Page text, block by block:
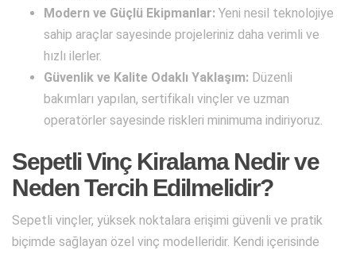
Modern ve Güçlü Ekipmanlar: Yeni nesil teknolojiye
sahip araçlar sayesinde projeleriniz daha verimli ve
hızlı ilerler.
Güvenlik ve Kalite Odaklı Yaklaşım: Düzenli
bakımları yapılan, sertifikalı vinçler ve uzman
operatörler sayesinde riskleri minimuma indiriyoruz.
Sepetli Vinç Kiralama Nedir ve
Neden Tercih Edilmelidir?
Sepetli vinçler, yüksek noktalara erişimi güvenli ve pratik
biçimde sağlayan özel vinç modelleridir. Kendi içerisinde